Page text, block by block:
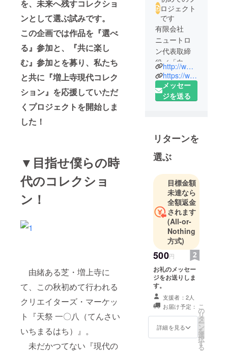
を、未来へ残すコレクショ
ンとして選ぶ試みです。
この企画では作品を『選べ
る』参加と、『共に楽し
む』参加とを募り、私たち
と共に『増上寺現代コレク
ション』を応援していただ
くプロジェクトを開始しま
した！
▼目指せ僕らの時
代のコレクショ
ン！
由緒ある芝・増上寺に
て、この秋初めて行われる
クリエイターズ・マーケッ
ト『天祭 一〇八（てんさい
いちまるはち）』。
未だかつてない『現代の
ロジェクト
です
有限会社
ニュートロ
ン代表取締
役／「白白
庵」主宰／
アートディ
レクターの
立ち上げる
次世代型の
クリエー
ターズ・
マーケット
『天祭 一〇
八』。それ
は同時に、
現代のもの
づくり・表
現を厳正に
審査した上
で、会場と
なる芝・増
上寺へ寄贈
する『増上
寺現代コレ
クション』
選考の場で
http://www.pakupakuan.jp/event/tensai108.html
https://www.facebook.com/tensai108
メッセー
ジを送る
リターンを
選ぶ
目標金額
未達なら
全額返金
されます
(All-or-
Nothing
方式)
500円
お礼のメッセー
ジをお送りしま
す。
支援者：2人
お届け予定：
詳細を見る
こ
の
リ
タ
ー
ン
を
選
択
す
る